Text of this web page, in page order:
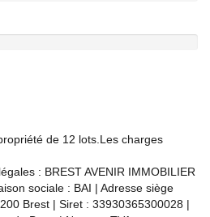
de 12 lots.Les charges
: BREST AVENIR IMMOBILIER
sociale : BAI | Adresse siège
Brest | Siret : 33930365300028 |